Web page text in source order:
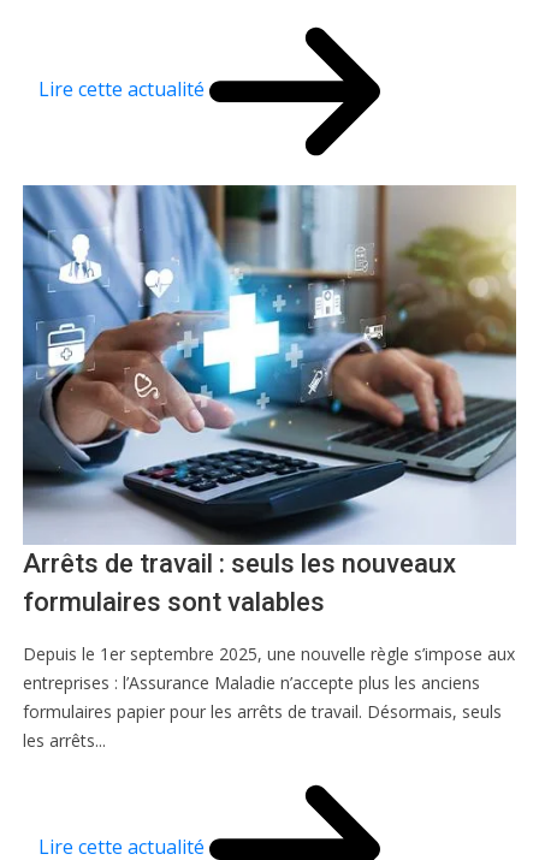
Lire cette actualité
Arrêts de travail : seuls les nouveaux
formulaires sont valables
Depuis le 1er septembre 2025, une nouvelle règle s’impose aux
entreprises : l’Assurance Maladie n’accepte plus les anciens
formulaires papier pour les arrêts de travail. Désormais, seuls
les arrêts...
Lire cette actualité